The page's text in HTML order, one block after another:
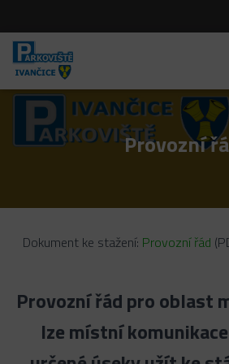
Provozní
Dokument ke stažení: Provozní řád
Provozní řád pro oblast
lze místní